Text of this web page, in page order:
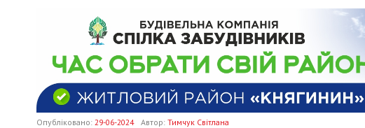
Опубліковано: 29-06-2024 Автор: Тимчук Світлана